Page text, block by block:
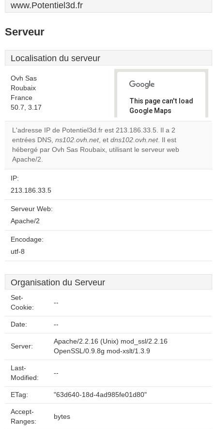
www.Potentiel3d.fr
Serveur
Localisation du serveur
Ovh Sas
Roubaix
France
50.7, 3.17
This page can't load
Google Maps
correctly.
Do you
own this
L'adresse IP de Potentiel3d.fr est 213.186.33.5. Il a 2
entrées DNS, ns102.ovh.net, et dns102.ovh.net. Il est
hébergé par Ovh Sas Roubaix, utilisant le serveur web
Apache/2.
IP:
213.186.33.5
Serveur Web:
Apache/2
Encodage:
utf-8
Organisation du Serveur
Set-
Cookie:
--
Date: --
Server:
Apache/2.2.16 (Unix) mod_ssl/2.2.16
OpenSSL/0.9.8g mod-xslt/1.3.9
Last-
Modified:
--
ETag: "63d640-18d-4ad985fe01d80"
Accept-
Ranges:
bytes